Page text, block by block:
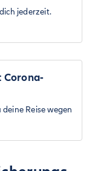
jederzeit.
Corona-
Reise wegen